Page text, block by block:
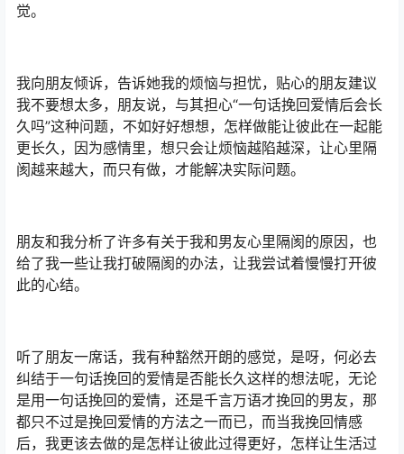
觉。
我向朋友倾诉，告诉她我的烦恼与担忧，贴心的朋友建议
我不要想太多，朋友说，与其担心“一句话挽回爱情后会长
久吗”这种问题，不如好好想想，怎样做能让彼此在一起能
更长久，因为感情里，想只会让烦恼越陷越深，让心里隔
阂越来越大，而只有做，才能解决实际问题。
朋友和我分析了许多有关于我和男友心里隔阂的原因，也
给了我一些让我打破隔阂的办法，让我尝试着慢慢打开彼
此的心结。
听了朋友一席话，我有种豁然开朗的感觉，是呀，何必去
纠结于一句话挽回的爱情是否能长久这样的想法呢，无论
是用一句话挽回的爱情，还是千言万语才挽回的男友，那
都只不过是挽回爱情的方法之一而已，而当我挽回情感
后，我更该去做的是怎样让彼此过得更好，怎样让生活过